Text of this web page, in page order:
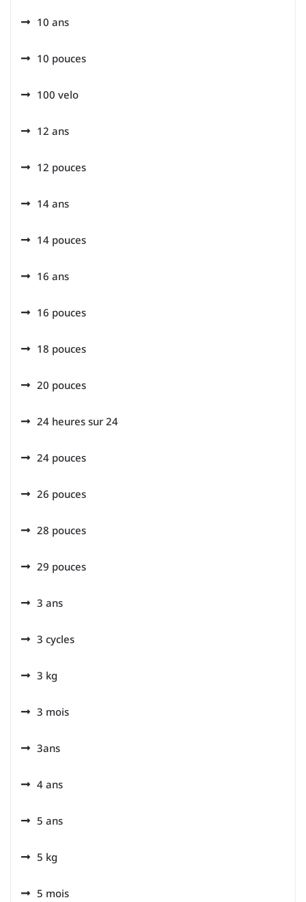
10 ans
10 pouces
100 velo
12 ans
12 pouces
14 ans
14 pouces
16 ans
16 pouces
18 pouces
20 pouces
24 heures sur 24
24 pouces
26 pouces
28 pouces
29 pouces
3 ans
3 cycles
3 kg
3 mois
3ans
4 ans
5 ans
5 kg
5 mois